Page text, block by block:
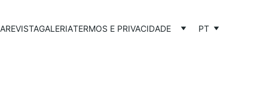
REVISTAGALERIATERMOS E PRIVACIDADE PT